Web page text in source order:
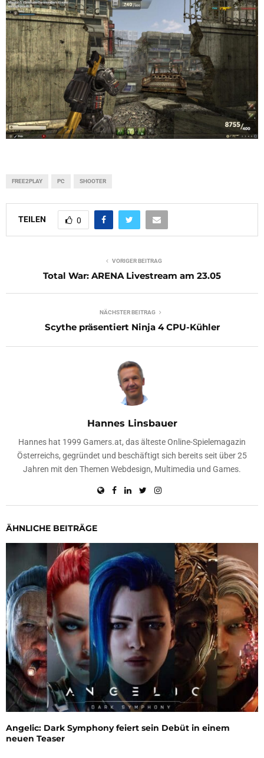
FREE2PLAY PC SHOOTER
TEILEN 0
VORIGER BEITRAG
Total War: ARENA Livestream am 23.05
NÄCHSTER BEITRAG
Scythe präsentiert Ninja 4 CPU-Kühler
Hannes Linsbauer
Hannes hat 1999 Gamers.at, das älteste Online-Spielemagazin
Österreichs, gegründet und beschäftigt sich bereits seit über 25
Jahren mit den Themen Webdesign, Multimedia und Games.
ÄHNLICHE BEITRÄGE
Angelic: Dark Symphony feiert sein Debüt in einem
neuen Teaser